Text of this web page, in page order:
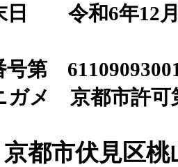
日 令和6年12
番号第
ガメ 京都市許可
都市伏見区桃